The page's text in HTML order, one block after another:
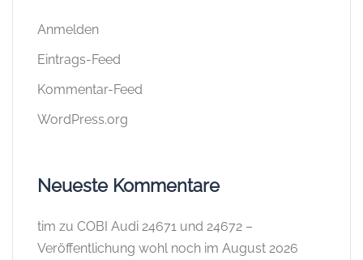
Anmelden
Eintrags-Feed
Kommentar-Feed
WordPress.org
Neueste Kommentare
tim zu COBI Audi 24671 und 24672 –
Veröffentlichung wohl noch im August 2026